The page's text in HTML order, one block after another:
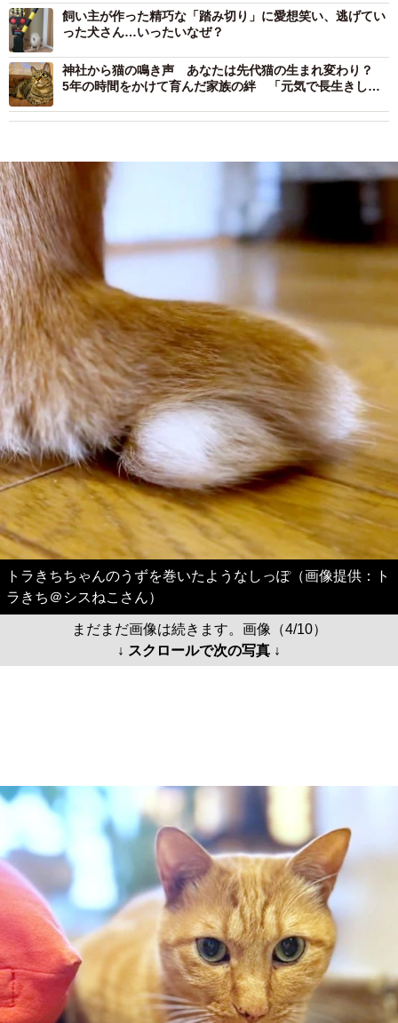
飼い主が作った精巧な「踏み切り」に愛想笑い、逃げてい
った犬さん…いったいなぜ？
神社から猫の鳴き声 あなたは先代猫の生まれ変わり？
5年の時間をかけて育んだ家族の絆 「元気で長生きして
トラきちちゃんのうずを巻いたようなしっぽ（画像提供：ト
ラきち＠シスねこさん）
まだまだ画像は続きます。画像（4/10）
↓ スクロールで次の写真 ↓